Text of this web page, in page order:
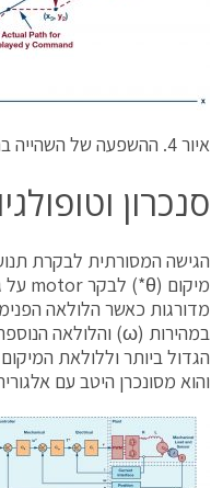
איור 4. ההשפעה של השהייה בתזמון על רמת דיוק המיקום.
סנכרון
והוא מסונכרן היטב עם